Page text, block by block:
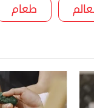
طعام